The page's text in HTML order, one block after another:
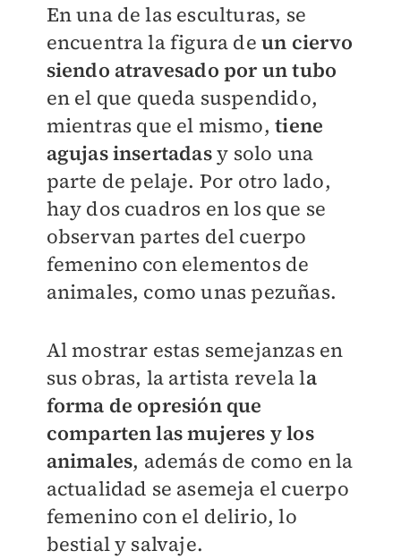
En una de las esculturas, se
encuentra la figura deun ciervo
siendo atravesado por un tubo
en el que queda suspendido,
mientras que el mismo,tiene
agujas insertadasy solo una
parte de pelaje. Por otro lado,
hay dos cuadros en los que se
observan partes del cuerpo
femenino con elementos de
animales, como unas pezuñas.
Al mostrar estas semejanzas en
sus obras, la artista revela la
forma de opresión que
comparten las mujeres y los
animales, además de como en la
actualidad se asemeja el cuerpo
femenino con el delirio, lo
bestial y salvaje.